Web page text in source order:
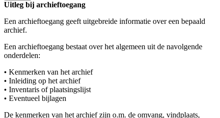
Uitleg bij archieftoegang
Een archieftoegang geeft uitgebreide informatie over een bepaald
archief.
Een archieftoegang bestaat over het algemeen uit de navolgende
onderdelen:
• Kenmerken van het archief
• Inleiding op het archief
• Inventaris of plaatsingslijst
• Eventueel bijlagen
De kenmerken van het archief zijn o.m. de omvang, vindplaats,